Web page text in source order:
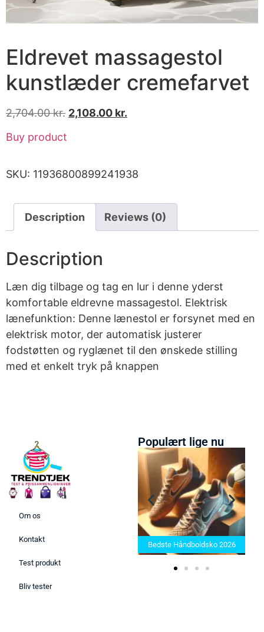
Eldrevet massagestol
kunstlæder cremefarvet
2,704.00kr. 2,108.00 kr.
Buy product
SKU: 11936800899241938
Description Reviews (0)
Description
Læn dig tilbage og tag en lur i denne yderst
komfortable eldrevne massagestol. Elektrisk
lænefunktion: Denne lænestol er forsynet med en
elektrisk motor, der automatisk justerer
fodstøtten og ryglænet til den ønskede stilling
med et enkelt tryk på knappen
Om os
Kontakt
Test produkt
Bliv tester
Populært lige nu
Bedste Saunatæppe 2025 –
Find de bedste produkter her!
Bedste Håndboldsko 2026